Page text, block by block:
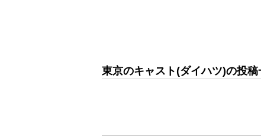
東京のキャスト(ダイハツ)の投稿